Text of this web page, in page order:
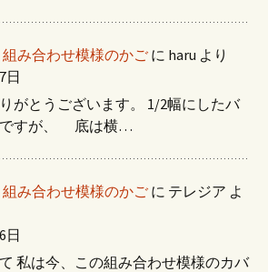
み合わせ模様のかご に haru より
日
がとうございます。 1/2幅にしたバ
ですが、 底は横…
み合わせ模様のかご に テレジア よ
日
私は今、この組み合わせ模様のカバ